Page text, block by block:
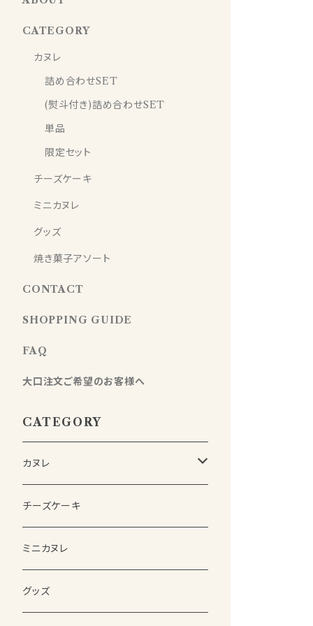
CATEGORY
カヌレ
詰め合わせSET
(熨斗付き)詰め合わせSET
単品
限定セット
チーズケーキ
ミニカヌレ
グッズ
焼き菓子アソート
CONTACT
SHOPPING GUIDE
FAQ
大口注文ご希望のお客様へ
CATEGORY
カヌレ
詰め合わせSET
(熨斗付き)詰め合わせSET
単品
チーズケーキ
ミニカヌレ
グッズ